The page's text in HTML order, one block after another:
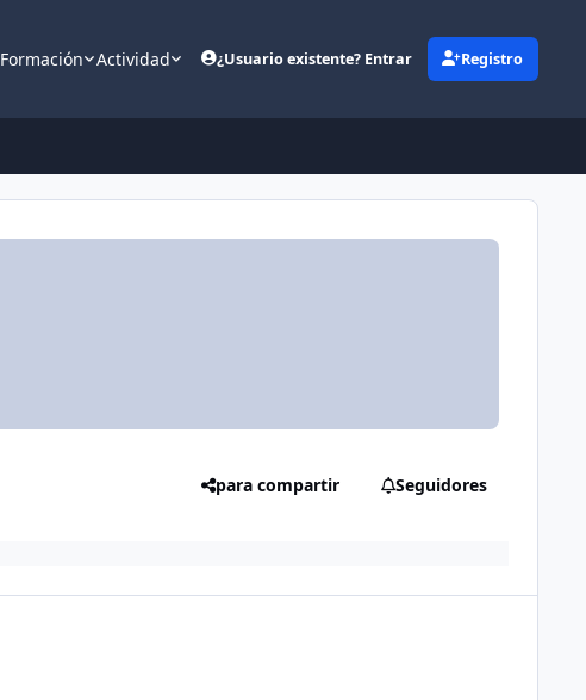
Formación Actividad ¿Usuario existente? Entrar Registro
(opens in new tab)
para compartir Seguidores